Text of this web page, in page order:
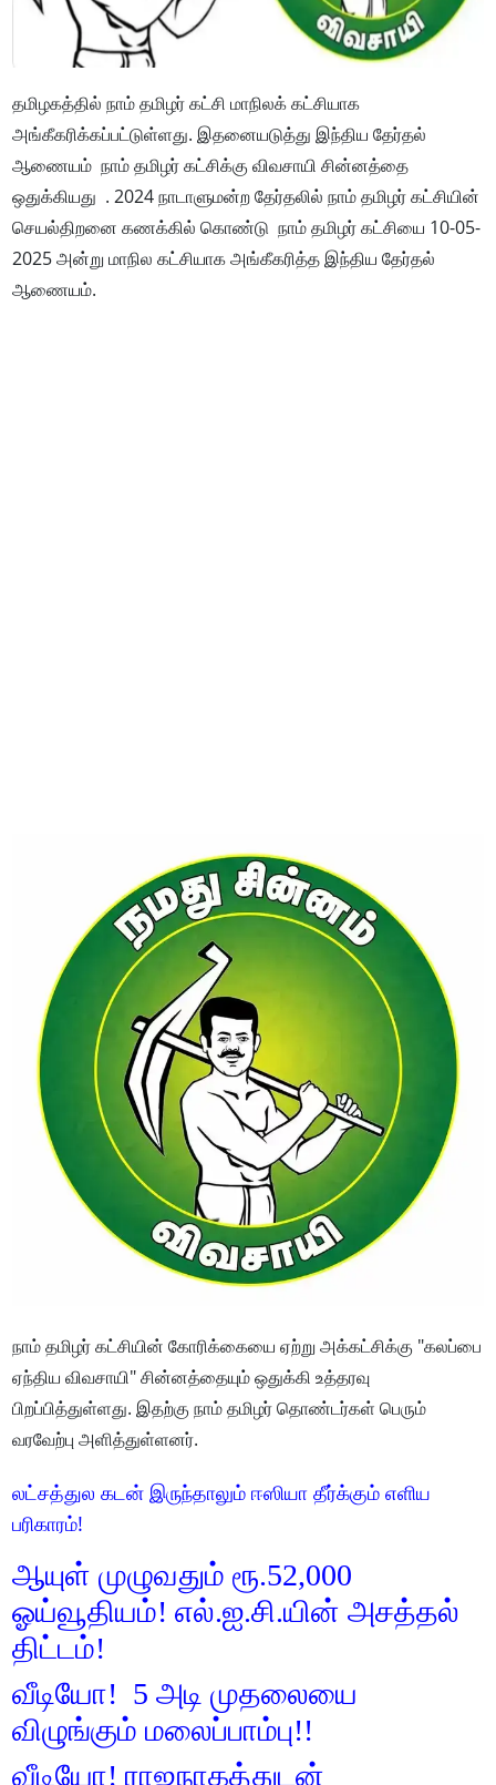
தமிழகத்தில் நாம் தமிழர் கட்சி மாநிலக் கட்சியாக
அங்கீகரிக்கப்பட்டுள்ளது. இதனையடுத்து இந்திய தேர்தல்
ஆணையம் நாம் தமிழர் கட்சிக்கு விவசாயி சின்னத்தை
ஒதுக்கியது . 2024 நாடாளுமன்ற தேர்தலில் நாம் தமிழர் கட்சியின்
செயல்திறனை கணக்கில் கொண்டு நாம் தமிழர் கட்சியை 10-05-
2025 அன்று மாநில கட்சியாக அங்கீகரித்த இந்திய தேர்தல்
ஆணையம்.
நாம் தமிழர் கட்சியின் கோரிக்கையை ஏற்று அக்கட்சிக்கு "கலப்பை
ஏந்திய விவசாயி" சின்னத்தையும் ஒதுக்கி உத்தரவு
பிறப்பித்துள்ளது. இதற்கு நாம் தமிழர் தொண்டர்கள் பெரும்
வரவேற்பு அளித்துள்ளனர்.
லட்சத்துல கடன் இருந்தாலும் ஈஸியா தீர்க்கும் எளிய
பரிகாரம்!
ஆயுள் முழுவதும் ரூ.52,000
ஓய்வூதியம்! எல்.ஐ.சி.யின் அசத்தல்
திட்டம்!
வீடியோ! 5 அடி முதலையை
விழுங்கும் மலைப்பாம்பு!!
வீடியோ! ராஜநாகத்துடன்